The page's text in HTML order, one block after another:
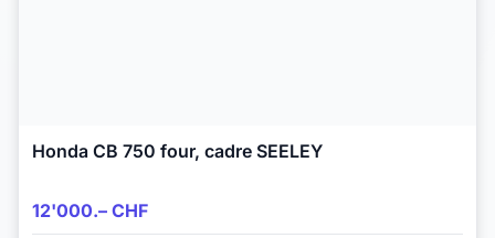
Honda CB 750 four, cadre SEELEY
12'000.– CHF